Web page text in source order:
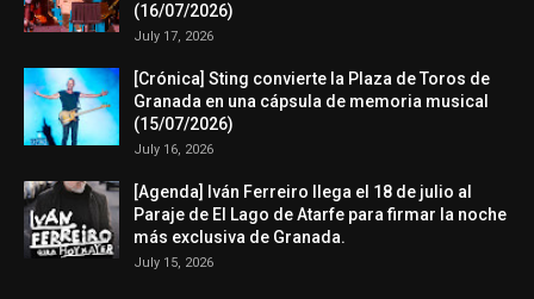
(16/07/2026)
July 17, 2026
[Crónica] Sting convierte la Plaza de Toros de
Granada en una cápsula de memoria musical
(15/07/2026)
July 16, 2026
[Agenda] Iván Ferreiro llega el 18 de julio al
Paraje de El Lago de Atarfe para firmar la noche
más exclusiva de Granada.
July 15, 2026